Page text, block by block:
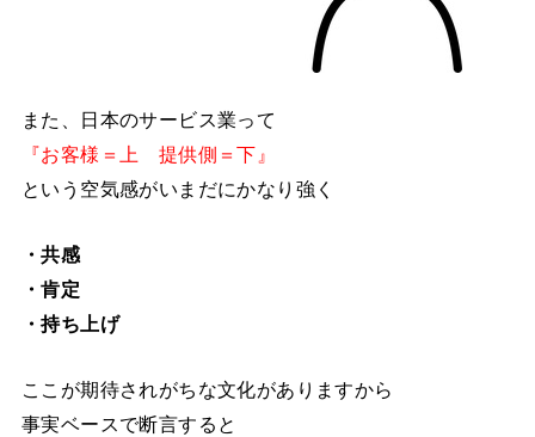
また、日本のサービス業って
『お客様＝上 提供側＝下』
という空気感がいまだにかなり強く
・共感
・肯定
・持ち上げ
ここが期待されがちな文化がありますから
事実ベースで断言すると